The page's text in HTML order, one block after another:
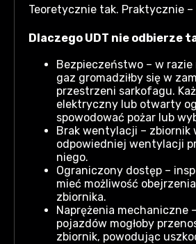
Teoretycznie tak. Praktycznie –
Dlaczego UDT nie odbierze
Bezpieczeństwo – w
gaz gromadziłby się w
przestrzeni sarkofagu.
elektryczny lub otwarty
spowodować pożar lub
Brak wentylacji – zbiornik
odpowiedniej wentylacji
niego.
Ograniczony dostęp –
mieć możliwość obejrzenia
zbiornika.
Naprężenia mechaniczne
pojazdów mogłoby
zbiornik, powodując